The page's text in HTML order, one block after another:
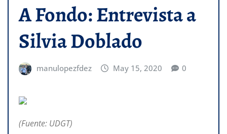
A Fondo: Entrevista a
Silvia Doblado
manulopezfdez May 15, 2020 0
(Fuente: UDGT)